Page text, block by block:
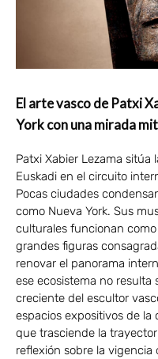
El arte vasco de Patxi
York con una mirada
Patxi Xabier Lezama sitúa
Euskadi en el circuito
Pocas ciudades
como Nueva York. Sus
culturales funcionan
grandes figuras
renovar el panorama
ese ecosistema no resulta
creciente del escultor
espacios expositivos de
que trasciende la
reflexión sobre la vigencia